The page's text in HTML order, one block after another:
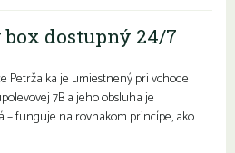
dostupný 24/7
Petržalka je umiestnený pri vchode
7B a jeho obsluha je
funguje na rovnakom princípe, ako